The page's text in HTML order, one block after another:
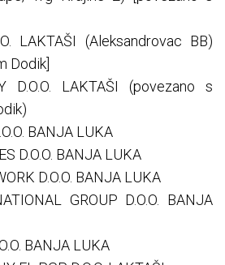
LAKTAŠI (Aleksandrovac BB)
Dodik]
D.O.O. LAKTAŠI (povezano s
BANJA LUKA
D.O.O. BANJA LUKA
D.O.O. BANJA LUKA
GROUP D.O.O. BANJA
BANJA LUKA